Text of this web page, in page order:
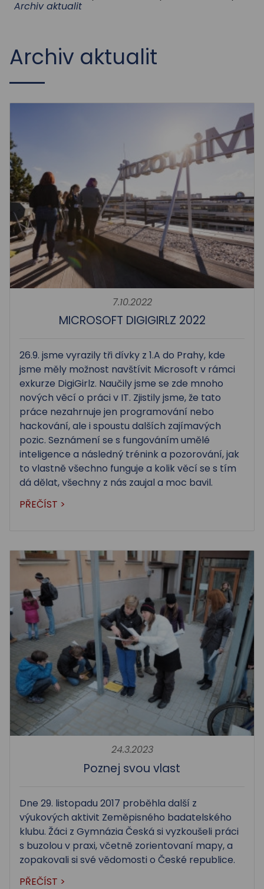
Archiv aktualit
Archiv aktualit
7.10.2022
MICROSOFT DIGIGIRLZ 2022
26.9. jsme vyrazily tři dívky z 1.A do Prahy, kde
jsme měly možnost navštívit Microsoft v rámci
exkurze DigiGirlz. Naučily jsme se zde mnoho
nových věcí o práci v IT. Zjistily jsme, že tato
práce nezahrnuje jen programování nebo
hackování, ale i spoustu dalších zajímavých
pozic. Seznámení se s fungováním umělé
inteligence a následný trénink a pozorování, jak
to vlastně všechno funguje a kolik věcí se s tím
dá dělat, všechny z nás zaujal a moc bavil.
PŘEČÍST
24.3.2023
Poznej svou vlast
Dne 29. listopadu 2017 proběhla další z
výukových aktivit Zeměpisného badatelského
klubu. Žáci z Gymnázia Česká si vyzkoušeli práci
s buzolou v praxi, včetně zorientovaní mapy, a
zopakovali si své vědomosti o České republice.
PŘEČÍST